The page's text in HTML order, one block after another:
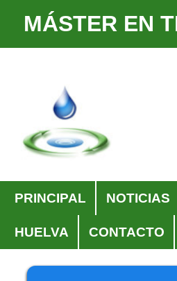
MÁSTER EN
contenido.
Saltar
Búsqueda
Avanzada…
PRINCIPAL NOTICIAS
HUELVA CONTACTO